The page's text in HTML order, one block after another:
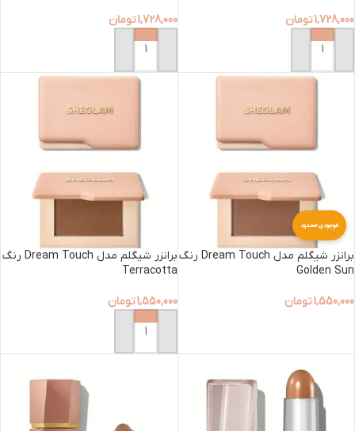
1,728,000تومان
افزودن به سبد خرید
1,728,000تومان
افزودن به سبد خرید
موجودی محدود
برانزر شیگلم مدل Dream Touch رنگ
Golden Sun
1,550,000تومان
برانزر شیگلم مدل Dream Touch رنگ
Terracotta
1,550,000تومان
افزودن به سبد خرید